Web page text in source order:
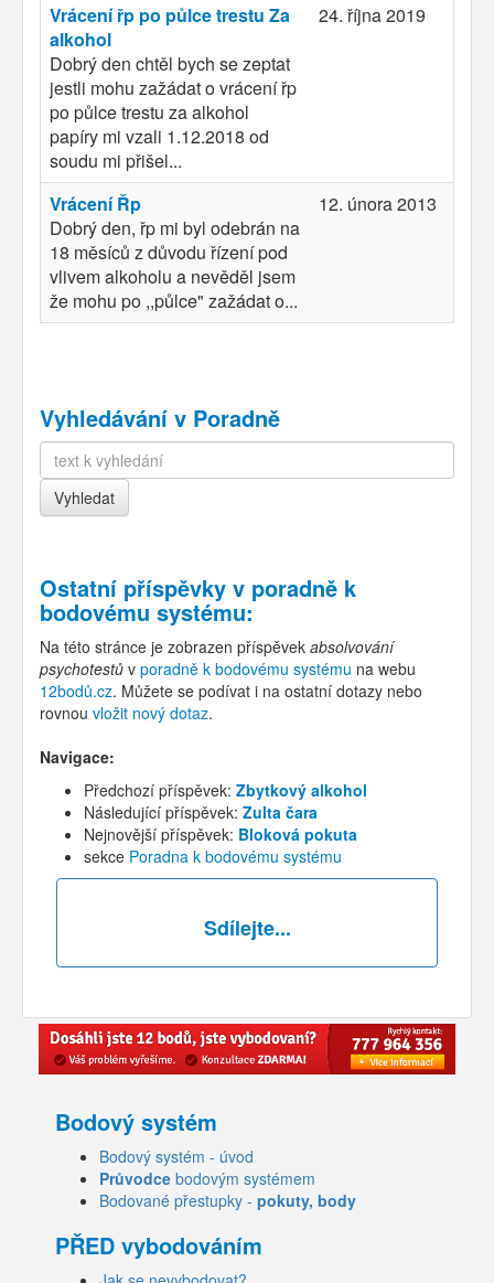
Vrácení řp po půlce trestu Za
alkohol
Dobrý den chtěl bych se zeptat
jestli mohu zažádat o vrácení řp
po půlce trestu za alkohol
papíry mi vzali 1.12.2018 od
soudu mi přišel...
24. října 2019
Vrácení Řp
Dobrý den, řp mi byl odebrán na
18 měsíců z důvodu řízení pod
vlivem alkoholu a nevěděl jsem
že mohu po ,,půlce" zažádat o...
12. února 2013
Vyhledávání v Poradně
Ostatní příspěvky v poradně k
bodovému systému:
Na této stránce je zobrazen příspěvek absolvování
psychotestů v poradně k bodovému systému na webu
12bodů.cz. Můžete se podívat i na ostatní dotazy nebo
rovnou vložit nový dotaz.
Navigace:
Předchozí příspěvek: Zbytkový alkohol
Následující příspěvek: Zulta čara
Nejnovější příspěvek: Bloková pokuta
sekce Poradna k bodovému systému
Sdílejte...
Bodový systém
Bodový systém - úvod
Průvodce bodovým systémem
Bodované přestupky - pokuty, body
PŘED vybodováním